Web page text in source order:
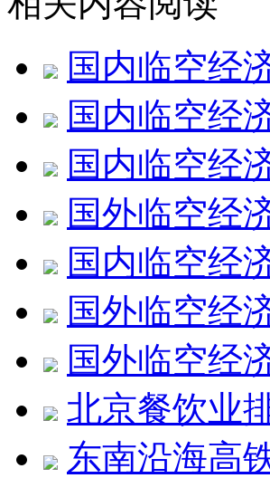
国内临空经
国内临空经
国内临空经
国外临空经
国内临空经
国外临空经
国外临空经
北京餐饮业
东南沿海高